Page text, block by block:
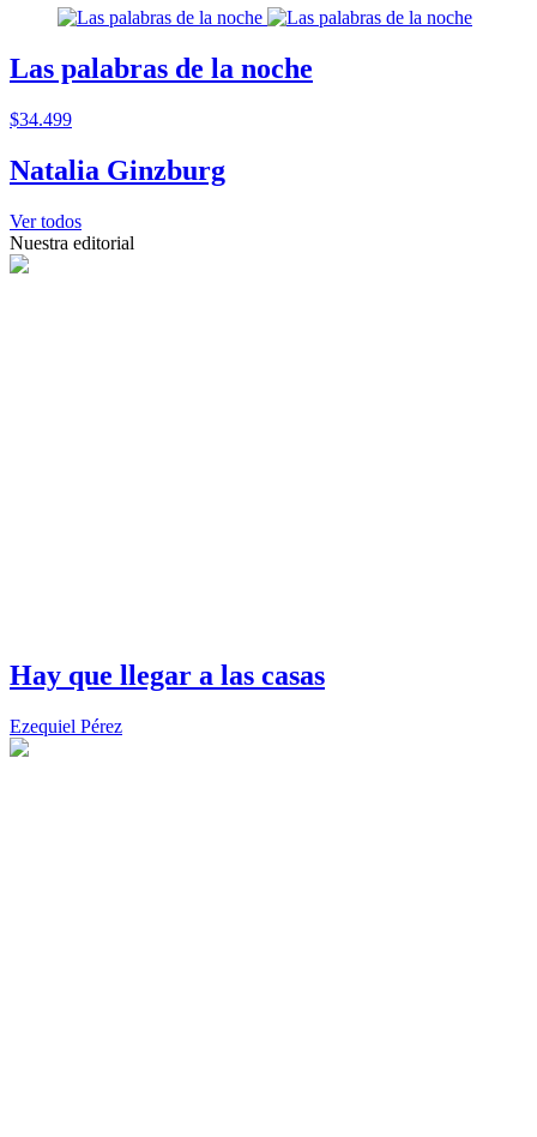
Las palabras de la noche
$34.499
Natalia Ginzburg
Ver todos
Nuestra editorial
Hay que llegar a las casas
Ezequiel Pérez